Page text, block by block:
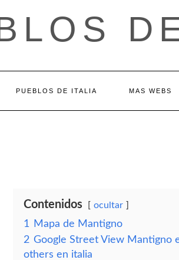
PUEBLOS DE ITALIA MAS WEBS
Contenidos ocultar
1
Mapa de Mantigno
2 Google Street View Mantigno
others en italia